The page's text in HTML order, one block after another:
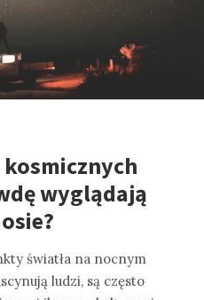
wyglądają
światła na nocnym
ludzi, są często